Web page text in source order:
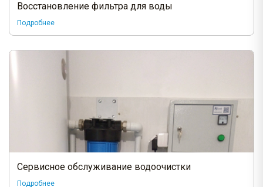
Восстановление фильтра для воды
Подробнее
Сервисное обслуживание водоочистки
Подробнее